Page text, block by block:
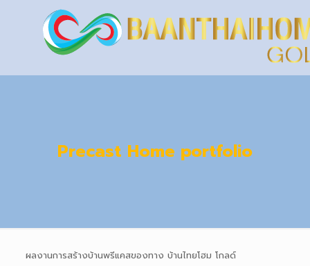
Precast Home portfolio
ผลงานการสร้างบ้านพรีแคสของทาง บ้านไทยโฮม โกลด์